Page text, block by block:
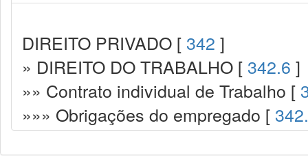
DIREITO PRIVADO [ 342 ]
» DIREITO DO TRABALHO [ 342.6 ]
»» Contrato individual de Trabalho [
»»» Obrigações do empregado [